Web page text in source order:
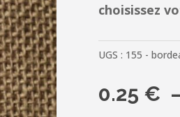
choisissez
UGS : 155 -
0.25 €